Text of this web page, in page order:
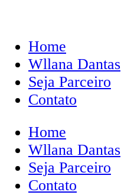
Home
Wllana Dantas
Seja Parceiro
Contato
Home
Wllana Dantas
Seja Parceiro
Contato